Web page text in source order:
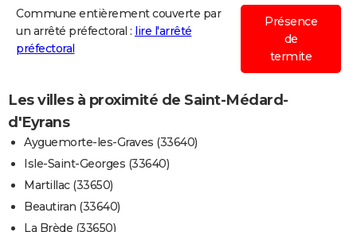
Commune entièrement couverte par
un arrêté préfectoral : lire l'arrêté
préfectoral
Présence
de
termite
Les villes à proximité de Saint-Médard-
d'Eyrans
Ayguemorte-les-Graves (33640)
Isle-Saint-Georges (33640)
Martillac (33650)
Beautiran (33640)
La Brède (33650)